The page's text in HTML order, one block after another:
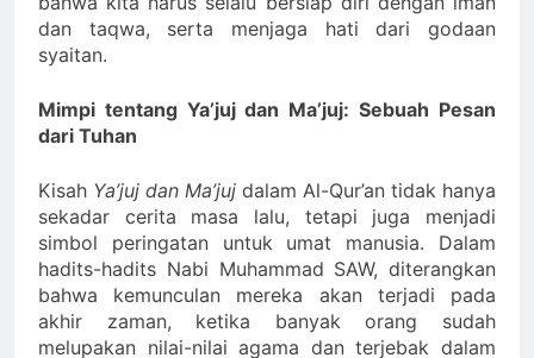
dan taqwa, serta menjaga hati dari godaan
syaitan.
Mimpi tentang Ya’juj dan Ma’juj: Sebuah Pesan
dari Tuhan
Kisah Ya’juj dan Ma’juj dalam Al-Qur’an tidak hanya
sekadar cerita masa lalu, tetapi juga menjadi
simbol peringatan untuk umat manusia. Dalam
hadits-hadits Nabi Muhammad SAW, diterangkan
bahwa kemunculan mereka akan terjadi pada
akhir zaman, ketika banyak orang sudah
melupakan nilai-nilai agama dan terjebak dalam